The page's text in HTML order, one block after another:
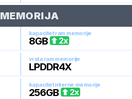
MEMORIJA
kapacitet ram memorije
8GB 2x
vrsta ram memorije
LPDDR4X
kapacitet interne memorije
256GB 2x